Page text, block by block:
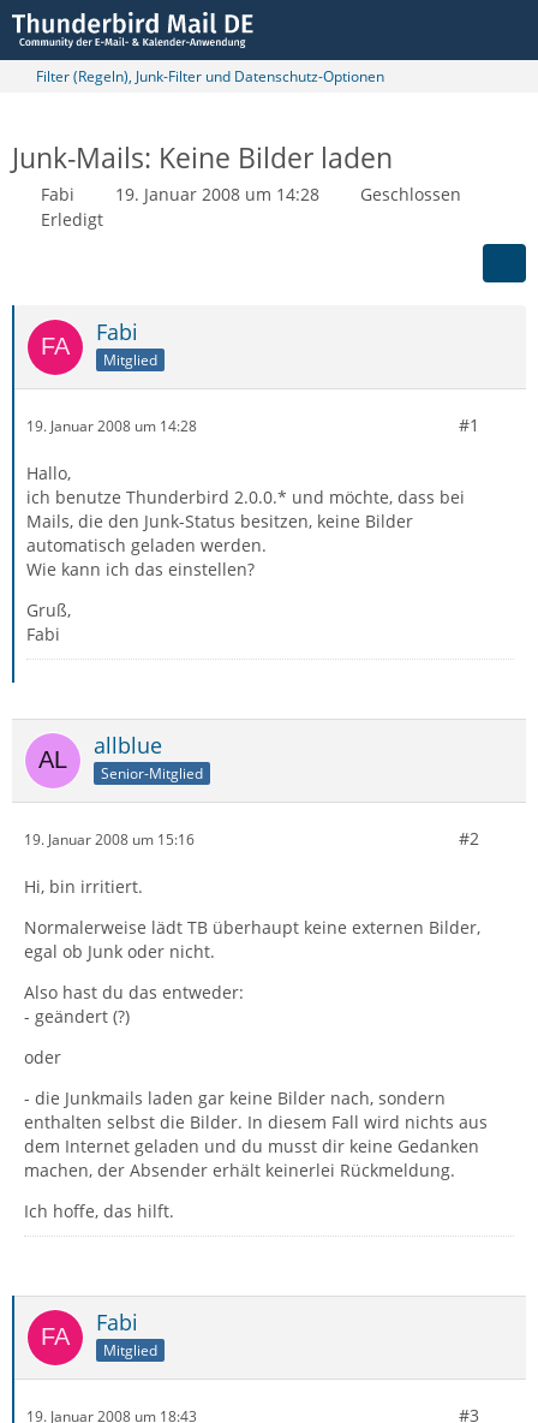
Filter (Regeln), Junk-Filter und Datenschutz-Optionen
Junk-Mails: Keine Bilder laden
Fabi 19. Januar 2008 um 14:28
Geschlossen
Erledigt
Fabi
Mitglied
19. Januar 2008 um 14:28 #1
Hallo,
ich benutze Thunderbird 2.0.0.* und möchte, dass bei
Mails, die den Junk-Status besitzen, keine Bilder
automatisch geladen werden.
Wie kann ich das einstellen?
Gruß,
Fabi
allblue
Senior-Mitglied
19. Januar 2008 um 15:16 #2
Hi, bin irritiert.
Normalerweise lädt TB überhaupt keine externen Bilder,
egal ob Junk oder nicht.
Also hast du das entweder:
- geändert (?)
oder
- die Junkmails laden gar keine Bilder nach, sondern
enthalten selbst die Bilder. In diesem Fall wird nichts aus
dem Internet geladen und du musst dir keine Gedanken
machen, der Absender erhält keinerlei Rückmeldung.
Ich hoffe, das hilft.
Fabi
Mitglied
19. Januar 2008 um 18:43 #3